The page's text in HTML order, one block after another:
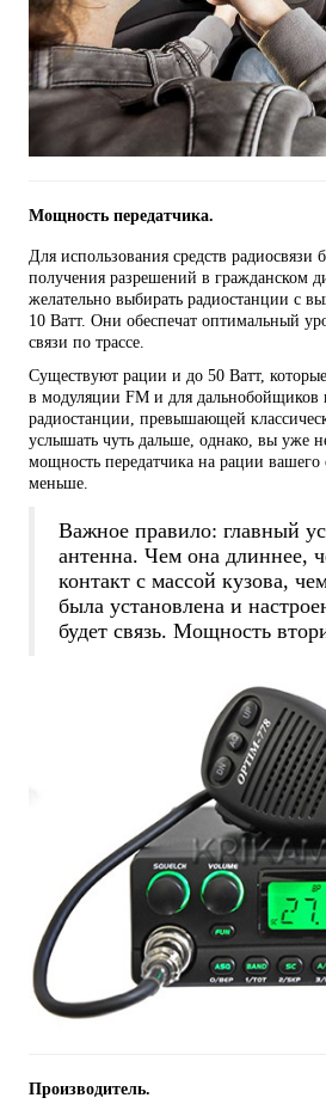
Мощность передатчика.
Для использования средств радиосвязи
получения разрешений в гражданском
желательно выбирать радиостанции с
10 Ватт. Они обеспечат оптимальный
связи по трассе.
Существуют рации и до 50 Ватт,
в модуляции FM и для дальнобойщиков
радиостанции, превышающей
услышать чуть дальше, однако, вы уже
мощность передатчика на рации вашего
меньше.
Важное правило: главный
антенна. Чем она длиннее,
контакт с массой кузова,
была установлена и
будет связь. Мощность
Производитель.